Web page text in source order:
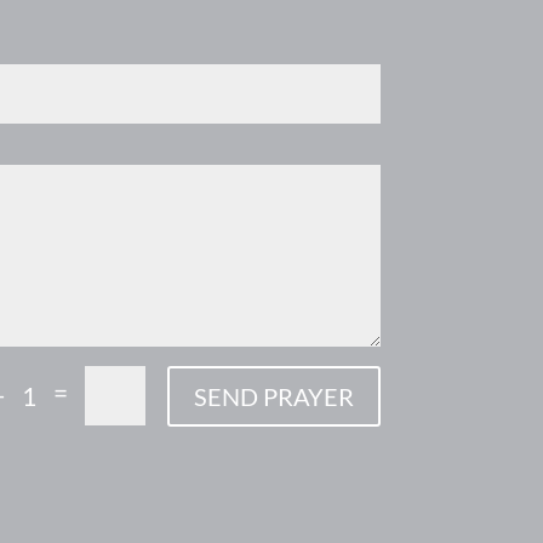
1 = SEND PRAYER